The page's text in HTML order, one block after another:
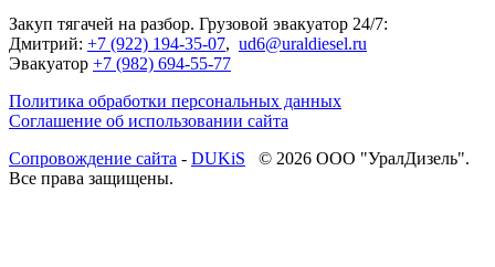
Закуп тягачей на разбор. Грузовой эвакуатор 24/7:
Дмитрий: +7 (922) 194-35-07, ud6@uraldiesel.ru
Эвакуатор +7 (982) 694-55-77
Политика обработки персональных данных
Соглашение об использовании сайта
Cопровождение сайта - DUKiS © 2026 ООО "УралДизель".
Все права защищены.